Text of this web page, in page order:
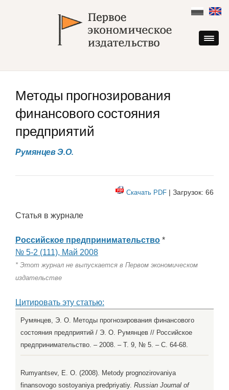
content
Методы прогнозирования
финансового состояния
предприятий
Румянцев Э.О.
Скачать PDF | Загрузок: 66
Статья в журнале
Российское предпринимательство *
№ 5-2 (111), Май 2008
* Этот журнал не выпускается в Первом экономическом
издательстве
Цитировать эту статью:
Румянцев, Э. О. Методы прогнозирования финансового
состояния предприятий / Э. О. Румянцев // Российское
предпринимательство. – 2008. – Т. 9, № 5. – С. 64-68.
Rumyantsev, E. O. (2008). Metody prognozirovaniya
finansovogo sostoyaniya predpriyatiy. Russian Journal of